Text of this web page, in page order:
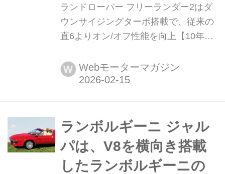
ランドローバー フリーランダー2はダ
ウンサイジングターボ搭載で、従来の
直6よりオン/オフ性能を向上【10年ひ
言うが、およそ10年前のクルマは環境
や安全を重視する傾向が強まってい
う。今回は、2012年12月に一部改良さ
れたランドローバー フリーランダー2
だ。
W Webモーターマガジン
ランボルギーニ ジャル
パは、V8を横向き搭載
したランボルギーニの